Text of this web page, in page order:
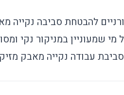
להבטחת סביבה נקייה
שמעוניין במניקור נקי
עבודה נקייה מאבק